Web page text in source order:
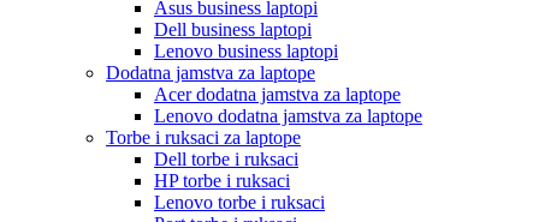
Asus business laptopi
Dell business laptopi
Lenovo business laptopi
Dodatna jamstva za laptope
Acer dodatna jamstva za laptope
Lenovo dodatna jamstva za laptope
Torbe i ruksaci za laptope
Dell torbe i ruksaci
HP torbe i ruksaci
Lenovo torbe i ruksaci